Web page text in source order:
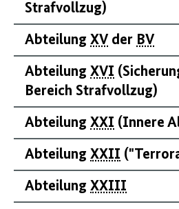
Strafvollzug)
Abteilung XV der BV
Abteilung XVI
Bereich Strafvollzug)
Abteilung XXI (Innere
Abteilung XXII
Abteilung XXIII